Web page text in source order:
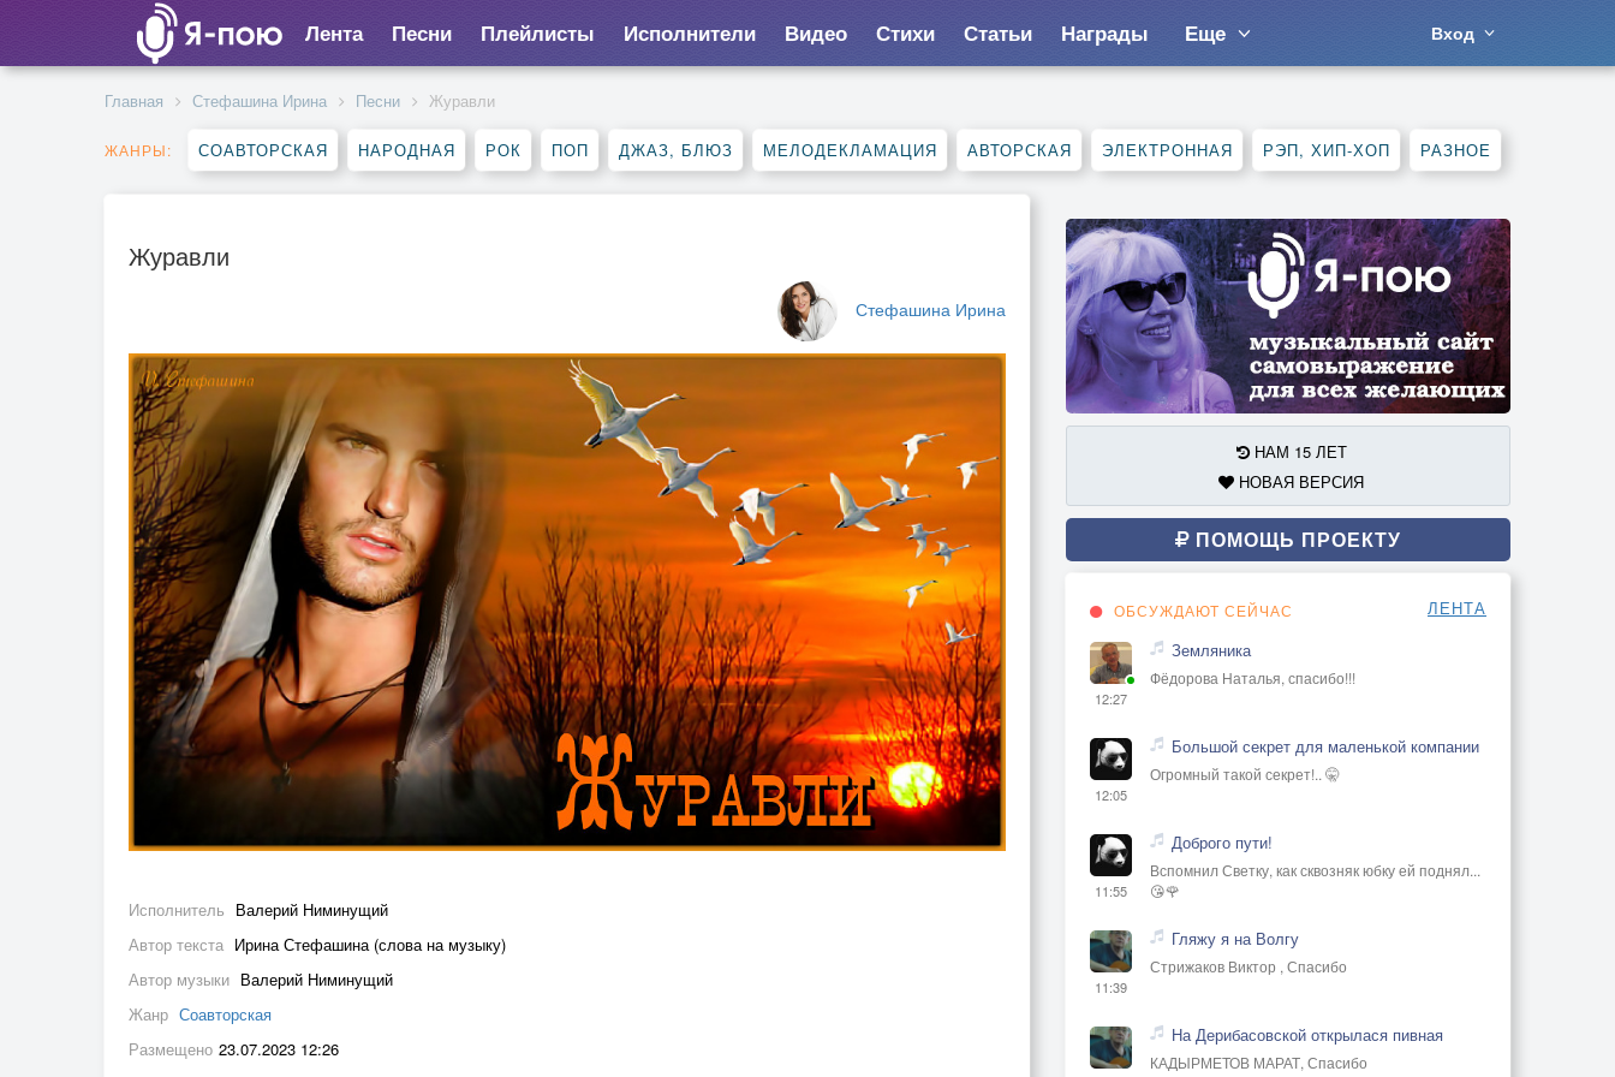
Лента Песни Плейлисты Исполнители Видео Стихи Статьи Награды Еще Вход
Главная Стефашина Ирина Песни Журавли
ЖАНРЫ: СОАВТОРСКАЯ НАРОДНАЯ РОК ПОП ДЖАЗ, БЛЮЗ МЕЛОДЕКЛАМАЦИЯ АВТОРСКАЯ ЭЛЕКТРОННАЯ РЭП, ХИП-ХОП РАЗНОЕ
Журавли
Стефашина Ирина
Исполнитель Валерий Ниминущий
Автор текста Ирина Стефашина (слова на музыку)
Автор музыки Валерий Ниминущий
Жанр Соавторская
Размещено 23.07.2023 12:26
НАМ 15 ЛЕТ
НОВАЯ ВЕРСИЯ
ПОМОЩЬ ПРОЕКТУ
ОБСУЖДАЮТ СЕЙЧАС ЛЕНТА
12:27
Земляника
Фёдорова Наталья, спасибо!!!
12:05
Большой секрет для маленькой компании
Огромный такой секрет!.. 🤫
11:55
Доброго пути!
Вспомнил Светку, как сквозняк юбку ей поднял...
😘🌹
11:39
Гляжу я на Волгу
Стрижаков Виктор , Спасибо
На Дерибасовской открылася пивная
КАДЫРМЕТОВ МАРАТ, Спасибо